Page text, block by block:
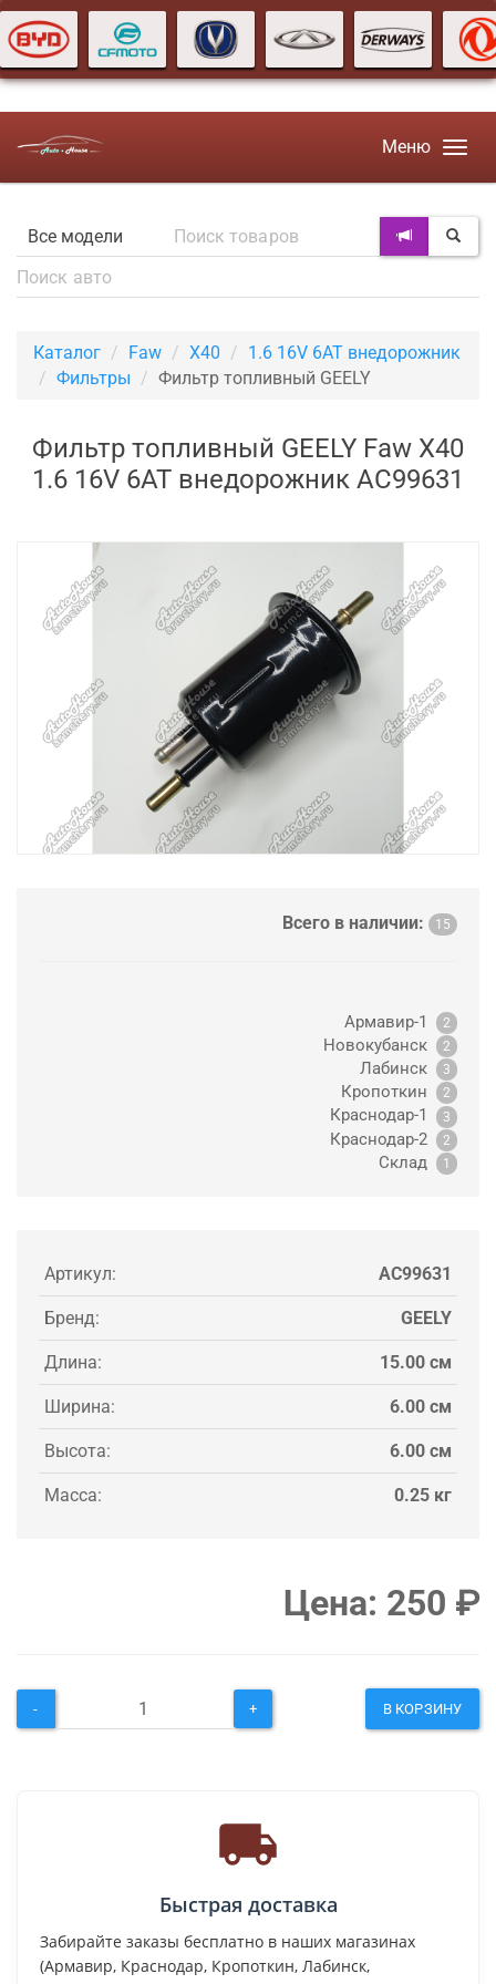
Меню
Каталог Faw X40
1.6 16V 6AT внедорожник
Фильтры
Фильтр топливный GEELY
Фильтр топливный GEELY Faw X40
1.6 16V 6AT внедорожник AC99631
Всего в наличии: 15
Армавир-1 2
Новокубанск 2
Лабинск 3
Кропоткин 2
Краснодар-1 3
Краснодар-2 2
Склад 1
Артикул: AC99631
Бренд: GEELY
Длина: 15.00 см
Ширина: 6.00 см
Высота: 6.00 см
Масса: 0.25 кг
Цена: 250 ₽
- + В КОРЗИНУ
Быстрая доставка
Забирайте заказы бесплатно в наших магазинах
(Армавир, Краснодар, Кропоткин, Лабинск,